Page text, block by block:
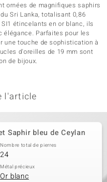
ornées de magnifiques saphirs
Sri Lanka, totalisant 0,86
étincelants en or blanc, ils
élégance. Parfaites pour les
une touche de sophistication à
d'oreilles de 19 mm sont
de bijoux.
l'article
Saphir bleu de Ceylan
Nombre total de pierres
24
Métal précieux
Or blanc